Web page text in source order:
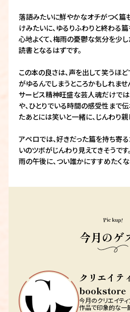
落語みたいに鮮やかなオチがつく篇
けみたいに、ゆるりふわりと終わる
心地よくて、梅雨の憂鬱な気分を少
読書となるはずです。
この本の良さは、声を出して笑うほ
がゆるんでしまうところかもしれませ
サービス精神旺盛な芸人魂だけでは
や、ひとりでいる時間の感受性まで伝
たあとには笑いと一緒に、じんわり親
アペロでは、好きだった篇を持ち寄
いのツボがじんわり見えてきそうです。
雨の午後に、つい誰かにすすめたくな
Pickup!
今月のゲ
クリエイ
bookstore
今月のクリエイテ
作品で印象的な一